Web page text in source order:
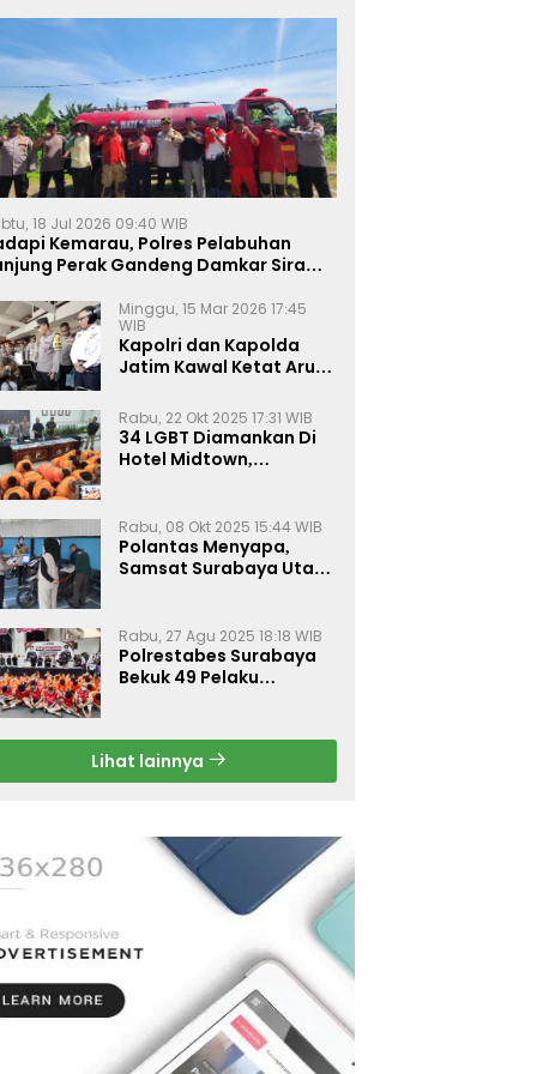
18 Jul 2026 09:40 WIB
Kemarau, Polres Pelabuhan
Perak Gandeng Damkar Siram
Minggu, 15 Mar 2026 17:45
WIB
Kapolri dan Kapolda
Jatim Kawal Ketat Arus
Rabu, 22 Okt 2025 17:31 WIB
34 LGBT Diamankan Di
Hotel Midtown,
Rabu, 08 Okt 2025 15:44 WIB
Polantas Menyapa,
Samsat Surabaya Utara
Rabu, 27 Agu 2025 18:18 WIB
Polrestabes Surabaya
Bekuk 49 Pelaku
Gratis
Lihat lainnya